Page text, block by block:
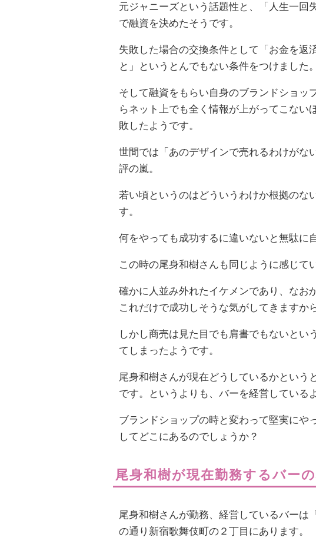
元ジャニーズという話題性と、「人生一回
で融資を決めたそうです。
失敗した場合の交換条件として「お金を返
と」というとんでもない条件をつけました。
そして融資をもらい自身のブランドショッ
らネット上でも全く情報が上がってこない
敗したようです。
世間では「あのデザインで売れるわけがな
評の嵐。
若い頃というのはどういうわけか根拠のな
す。
何をやっても成功するに違いないと無駄に
この時の尾身和樹さんも同じように感じて
確かに人並み外れたイケメンであり、なお
これだけで成功しそうな気がしてきますか
しかし商売は見た目でも肩書でもないとい
てしまったようです。
尾身和樹さんが現在どうしているかという
です。というよりも、バーを経営している
ブランドショップの時と変わって堅実にや
してどこにあるのでしょうか？
尾身和樹が現在勤務するバーの
尾身和樹さんが勤務、経営しているバーは
の通り新宿歌舞伎町の２丁目にあります。